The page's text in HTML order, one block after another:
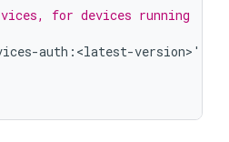
for devices running
-auth : <latest-version> '